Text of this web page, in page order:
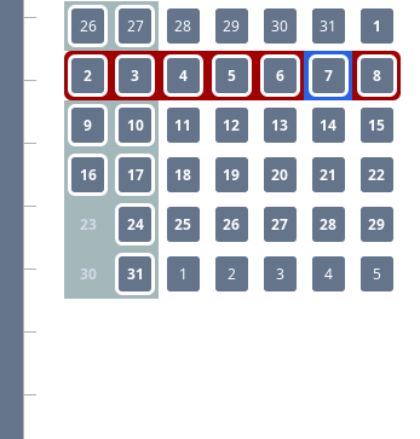
26 27 28 29 30 31 1
2 3 4 5 6 7 8
9 10 11 12 13 14 15
16 17 18 19 20 21 22
23 24 25 26 27 28 29
30 31 1 2 3 4 5